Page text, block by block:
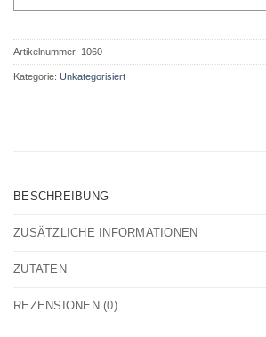
Artikelnummer: 1060
Kategorie: Unkategorisiert
BESCHREIBUNG
ZUSÄTZLICHE INFORMATIONEN
ZUTATEN
REZENSIONEN (0)